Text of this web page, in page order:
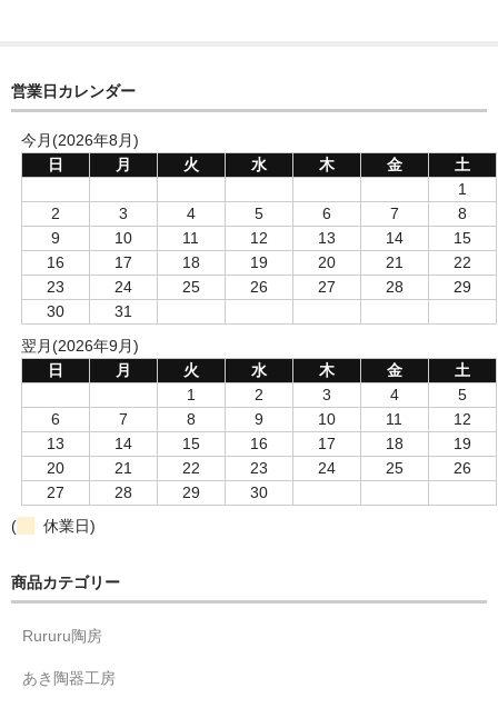
営業日カレンダー
今月(2026年8月)
日
月 火 水 木 金
土
1
2
3 4 5 6 7
8
9
10 11 12 13 14
15
16
17 18 19 20 21
22
23
24 25 26 27 28
29
30
31
翌月(2026年9月)
日
月 火 水 木 金
土
1
2 3 4
5
6
7 8 9 10 11
12
13
14 15 16 17 18
19
20
21 22 23 24 25
26
27
28 29
30
(
休業日)
商品カテゴリー
Rururu陶房
あき陶器工房